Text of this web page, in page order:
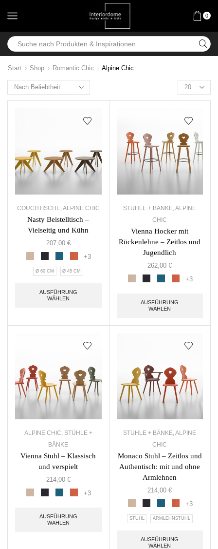
0
Start Shop Romantic Chic Alpine Chic
COUCHTISCHE,ALPINE CHIC
Nasty Beistelltisch –
Vielseitig und Kühn
207,00 €
+3
Ø 60 CM Ø 45 CM
AUSFÜHRUNG
WÄHLEN
STÜHLE + BÄNKE,ALPINE
CHIC
Vienna Hocker mit
Rückenlehne – Zeitlos und
Jugendlich
262,00€
+3
AUSFÜHRUNG
WÄHLEN
ALPINE CHIC, STÜHLE +
BÄNKE
Vienna Stuhl – Klassisch
und verspielt
214,00 €
+3
AUSFÜHRUNG
WÄHLEN
STÜHLE + BÄNKE,ALPINE
CHIC
Monaco Stuhl – Zeitlos und
Authentisch: mit und ohne
Armlehnen
214,00€
+3
STUHL ARMLEHNSTUHL
AUSFÜHRUNG
WÄHLEN